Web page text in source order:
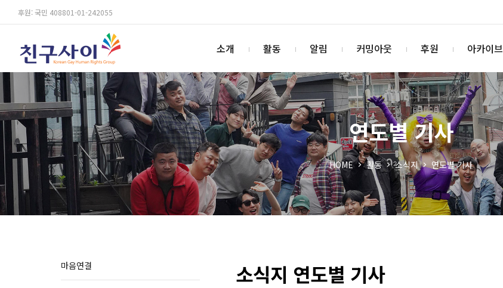
후원: 국민 408801-01-242055
소개 활동 알림 커밍아웃 후원 아카이브
연도별 기사
HOME 활동 소식지 연도별 기사
마음연결 소식지 연도별 기사